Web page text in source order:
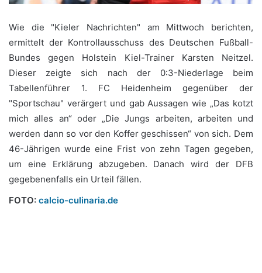
Wie die "Kieler Nachrichten" am Mittwoch berichten,
ermittelt der Kontrollausschuss des Deutschen Fußball-
Bundes gegen Holstein Kiel-Trainer Karsten Neitzel.
Dieser zeigte sich nach der 0:3-Niederlage beim
Tabellenführer 1. FC Heidenheim gegenüber der
"Sportschau" verärgert und gab Aussagen wie „Das kotzt
mich alles an“ oder „Die Jungs arbeiten, arbeiten und
werden dann so vor den Koffer geschissen“ von sich. Dem
46-Jährigen wurde eine Frist von zehn Tagen gegeben,
um eine Erklärung abzugeben. Danach wird der DFB
gegebenenfalls ein Urteil fällen.
FOTO: calcio-culinaria.de